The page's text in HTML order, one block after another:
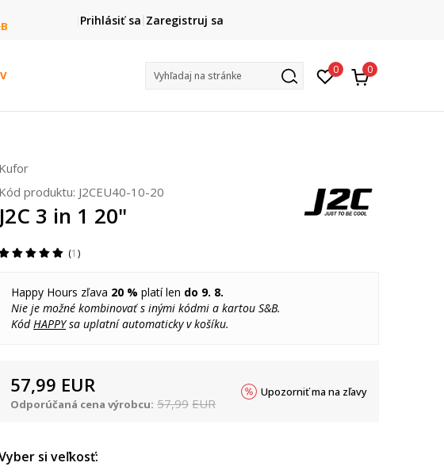
DOPRAVA ZADARMO
pri objednaní nad 80 € (neplatí pre Click&Collect)
Prihlásiť sa Zaregistruj sa
Vyhľadaj na stránke 0 0
Kufor
Kód produktu: J2CEU40-10-20
J2C 3 in 1 20"
1
Happy Hours zľava 20 % platí len do 9. 8.
Nie je možné kombinovať s inými kódmi a kartou S&B.
KódHAPPYsa uplatní automaticky v košíku.
57,99 EUR
Odporúčaná cena výrobcu: 57,99 EUR
Upozorniť ma na zľavy
si veľkosť: